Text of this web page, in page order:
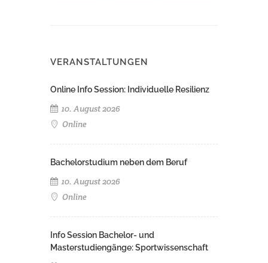
VERANSTALTUNGEN
Online Info Session: Individuelle Resilienz
10. August 2026
Online
Bachelorstudium neben dem Beruf
10. August 2026
Online
Info Session Bachelor- und
Masterstudiengänge: Sportwissenschaft